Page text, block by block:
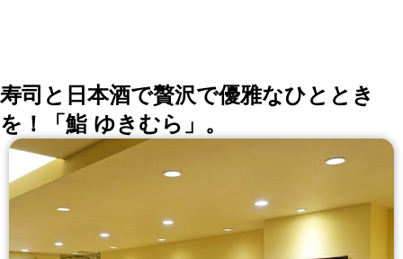
寿司と日本酒で贅沢で優雅なひととき
を！「鮨 ゆきむら」。